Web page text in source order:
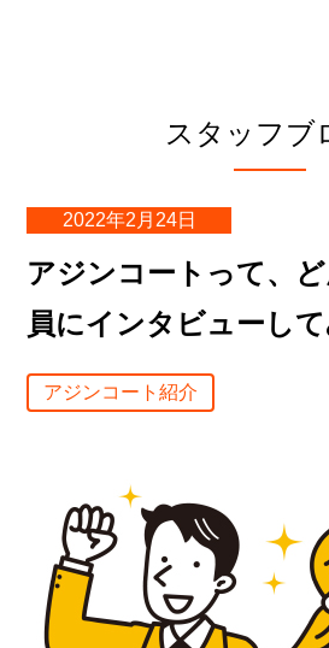
スタッフブ
2022年2月24日
アジンコートって、
員にインタビューし
アジンコート紹介